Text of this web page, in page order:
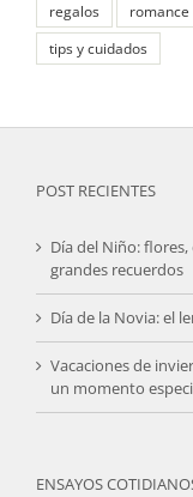
regalos
romance
tips y cuidados
POST RECIENTES
Día del Niño:
grandes recuerdos
Día de la Novia: el
Vacaciones de
un momento
ENSAYOS